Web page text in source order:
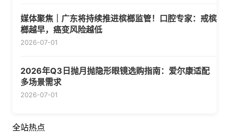
媒体聚焦｜广东将持续推进槟榔监管！口腔专家：戒槟
榔越早，癌变风险越低
2026-07-01
2026年Q3日抛月抛隐形眼镜选购指南：爱尔康适配
多场景需求
2026-07-01
全站热点